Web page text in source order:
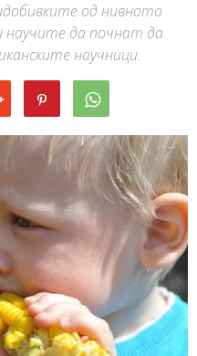
од нивното
научите да почнат да
научници.